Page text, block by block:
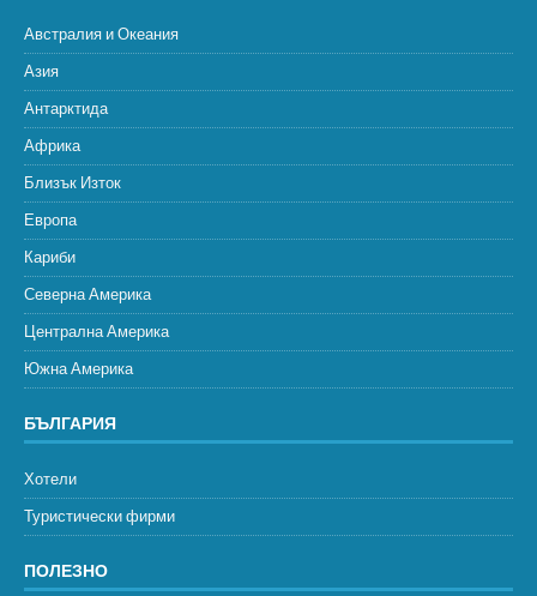
Австралия и Океания
Азия
Антарктида
Африка
Близък Изток
Европа
Кариби
Северна Америка
Централна Америка
Южна Америка
БЪЛГАРИЯ
Хотели
Туристически фирми
ПОЛЕЗНО